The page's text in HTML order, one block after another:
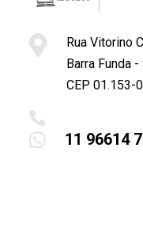
Rua Vitorino
Barra Funda
CEP 01.153-
11 96614